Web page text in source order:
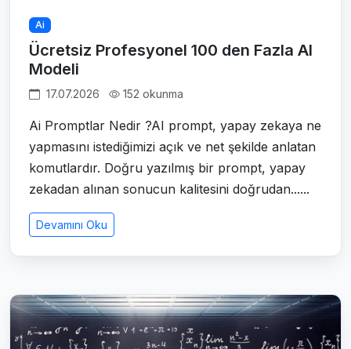
Ai
Ücretsiz Profesyonel 100 den Fazla AI
Modeli
17.07.2026 152 okunma
Ai Promptlar Nedir ?AI prompt, yapay zekaya ne
yapmasını istediğimizi açık ve net şekilde anlatan
komutlardır. Doğru yazılmış bir prompt, yapay
zekadan alınan sonucun kalitesini doğrudan......
Devamını Oku